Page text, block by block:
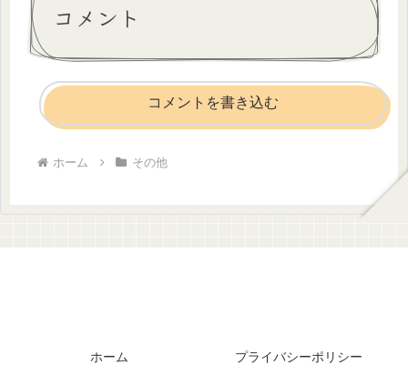
コメント
コメントを書き込む
ホーム その他
ホーム
プライバシーポリシー